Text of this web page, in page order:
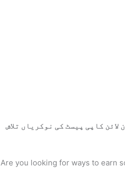
کاپی پیسٹ کی نوکریاں تلاش
Are you looking for ways to earn